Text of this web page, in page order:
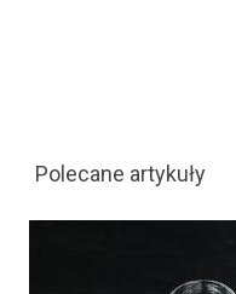
Polecane artykuły